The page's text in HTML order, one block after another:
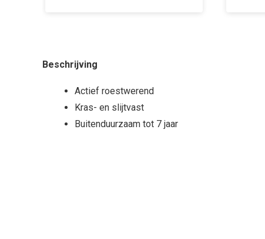
Beschrijving
Actief roestwerend
Kras- en slijtvast
Buitenduurzaam tot 7 jaar